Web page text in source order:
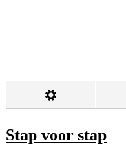
Stap voor stap